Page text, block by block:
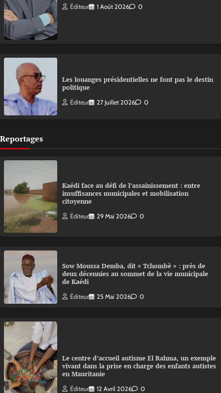
Éditeur 1 Août 2026 0
Les louanges présidentielles ne font pas le destin
politique
Éditeur 27 Juillet 2026 0
Reportages
Kaédi face au défi de l’assainissement : entre
insuffisances municipales et mobilisation
citoyenne
Éditeur 29 Mai 2026 0
Sow Moussa Demba, dit « Tchombè » : près de
deux décennies au sommet de la vie municipale
de Kaédi
Éditeur 25 Mai 2026 0
Le centre d’accueil autisme El Rahma, un exemple
vivant dans la prise en charge des enfants autistes
en Mauritanie
Éditeur 12 Avril 2026 0